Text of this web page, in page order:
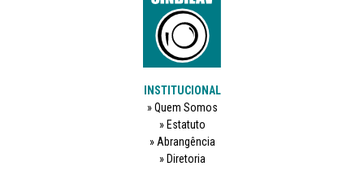
INSTITUCIONAL
Quem Somos
Estatuto
Abrangência
Diretoria